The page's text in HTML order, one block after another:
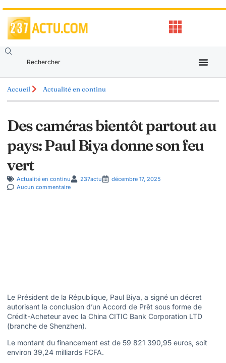
Accueil Actualité en continu
Des caméras bientôt partout au
pays: Paul Biya donne son feu
vert
Actualité en continu 237actu
décembre 17, 2025
Aucun commentaire
Le Président de la République, Paul Biya, a signé un décret
autorisant la conclusion d’un Accord de Prêt sous forme de
Crédit-Acheteur avec la China CITIC Bank Corporation LTD
(branche de Shenzhen).
Le montant du financement est de 59 821 390,95 euros, soit
environ 39,24 milliards FCFA.